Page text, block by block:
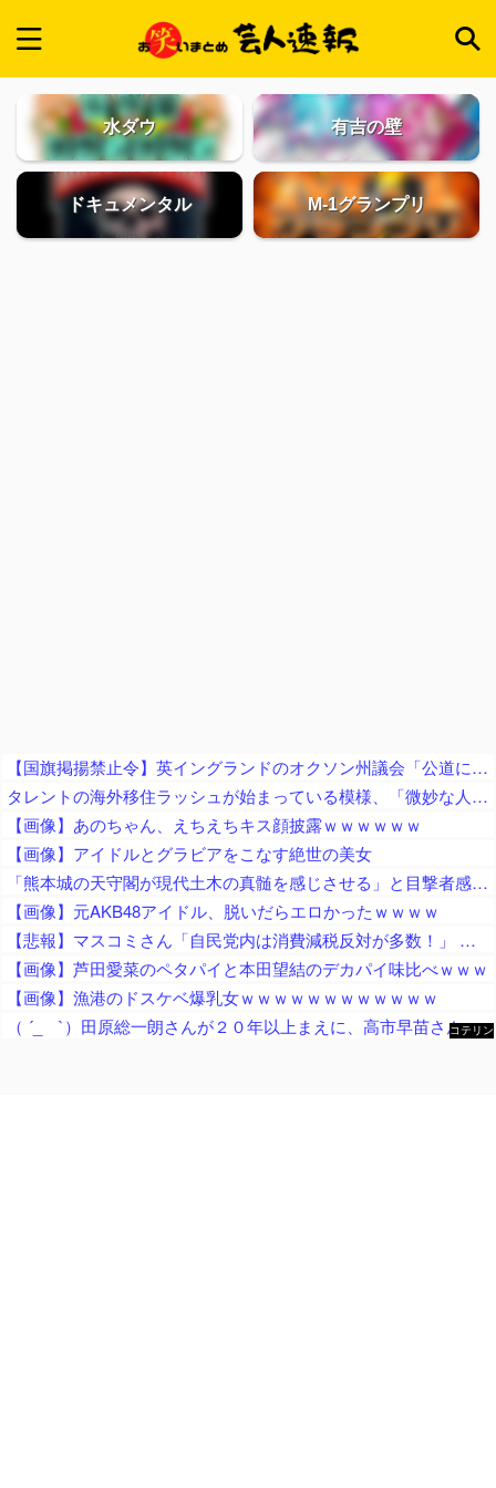
水ダウ 有吉の壁
ドキュメンタル M-1グランプリ
【国旗掲揚禁止令】英イングランドのオクソン州議会「公道にイングランド旗・英国旗の掲揚を禁止」の方針、英高等裁判所も支持
タレントの海外移住ラッシュが始まっている模様、「微妙な人ばっかで憧れない」と指摘する声も……
【画像】あのちゃん、えちえちキス顔披露ｗｗｗｗｗｗ
【画像】アイドルとグラビアをこなす絶世の美女
「熊本城の天守閣が現代土木の真髄を感じさせる」と目撃者感嘆、10年前の地震で満身創痍状態になっていたが……
【画像】元AKB48アイドル、脱いだらエロかったｗｗｗｗ
【悲報】マスコミさん「自民党内は消費減税反対が多数！」 → 自民党議員の内部暴露で嘘が完全発覚 → ｗｗｗｗｗｗｗｗｗｗｗｗｗｗ
【画像】芦田愛菜のペタパイと本田望結のデカパイ味比べｗｗｗ
【画像】漁港のドスケベ爆乳女ｗｗｗｗｗｗｗｗｗｗｗｗ
（ ´_ゝ`）田原総一朗さんが２０年以上まえに、高市早苗さんを「無知」「幼稚」と痛烈批判したと話題に
コテリン